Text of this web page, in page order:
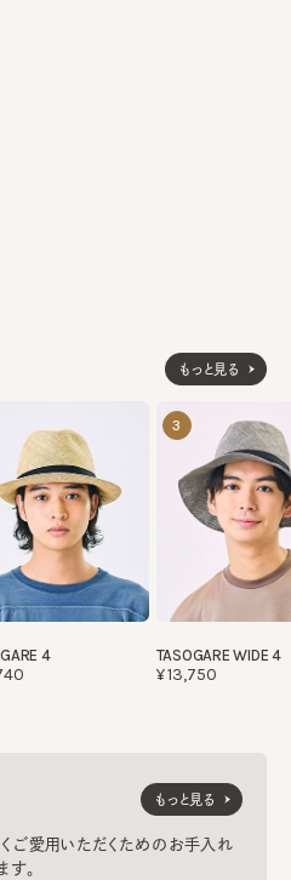
地にフェルト帽の芸術的職人だけ
ボルサリーノの歴史が始まる。1
は、今日でも創設時と同様の製
もっと見る
4
3
TASOGARE WIDE 4
¥13,750
ご愛用いただくためのお手入れ
。
もっと見る